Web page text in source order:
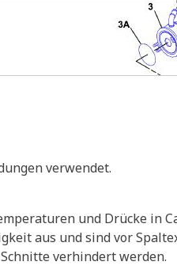
verwendet.
und Drücke in
aus und sind vor
verhindert werden.